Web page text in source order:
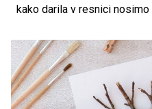
kako darila v resnici
samcatemu možu lahko
otroke sveta, in ne razume,
vseh naslovov in številnih
zakaj je Božiček na